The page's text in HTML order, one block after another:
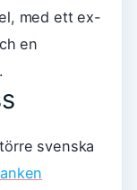
med ett ex-
en
svenska